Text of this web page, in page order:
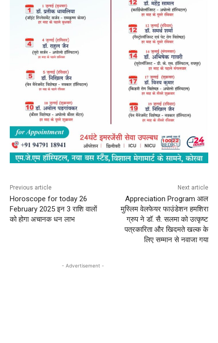
Previous article
Horoscope for today 26
February 2025 इन 3 राशि वालों
को होगा अचानक धन लाभ
Next article
Appreciation Program आल
मुस्लिम वेलफेयर फाउंडेशन हमशिरा
ग्रुप ने डॉ. सै. सलमा को उत्कृष्ट
पत्रकारिता और खिदमते खल्क के
लिए सम्मान से नवाजा गया
- Advertisement -